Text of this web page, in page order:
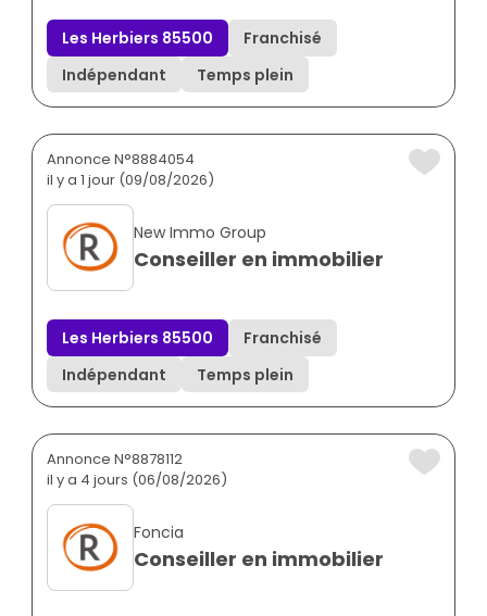
Les Herbiers 85500
Franchisé
Indépendant
Temps plein
Annonce N°8884054
il y a 1 jour (09/08/2026)
New Immo Group
Conseiller en immobilier
Les Herbiers 85500
Franchisé
Indépendant
Temps plein
Annonce N°8878112
il y a 4 jours (06/08/2026)
Foncia
Conseiller en immobilier